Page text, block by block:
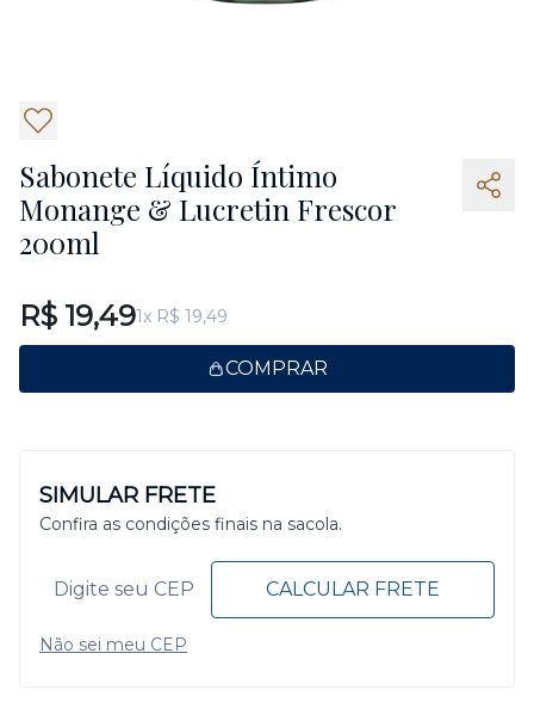
Sabonete Líquido Íntimo
Monange & Lucretin Frescor
200ml
R$ 19,491x R$ 19,49
COMPRAR
SIMULAR FRETE
Confira as condições finais na sacola.
CALCULAR FRETE
Não sei meu CEP